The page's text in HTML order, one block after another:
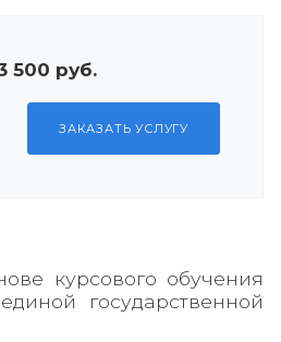
500 руб.
ЗАКАЗАТЬ УСЛУГУ
курсового обучения
государственной